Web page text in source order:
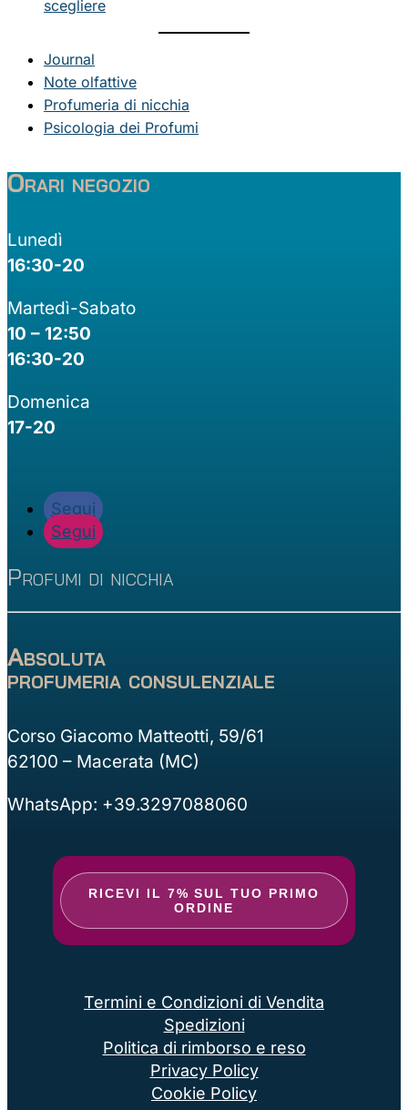
scegliere
Journal
Note olfattive
Profumeria di nicchia
Psicologia dei Profumi
Orari negozio
Lunedì
16:30-20
Martedì-Sabato
10 – 12:50
16:30-20
Domenica
17-20
Segui
Segui
Profumi di nicchia
Absoluta
profumeria consulenziale
Corso Giacomo Matteotti, 59/61
62100 – Macerata (MC)
WhatsApp: +39.3297088060
RICEVI IL 7% SUL TUO PRIMO
ORDINE
Termini e Condizioni di Vendita
Spedizioni
Politica di rimborso e reso
Privacy Policy
Cookie Policy